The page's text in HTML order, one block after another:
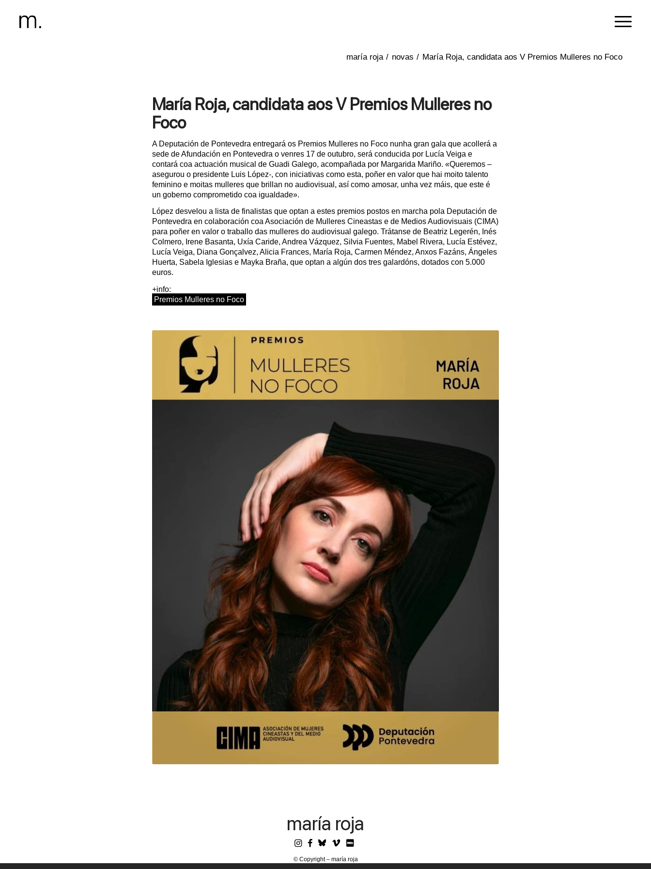
/ novas / María Roja, candidata aos V Premios Mulleres no Foco
María Roja, candidata aos V Premios Mulleres no
Foco
A Deputación de Pontevedra entregará os Premios Mulleres no Foco nunha gran gala que acollerá a
sede de Afundación en Pontevedra o venres 17 de outubro, será conducida por Lucía Veiga e
contará coa actuación musical de Guadi Galego, acompañada por Margarida Mariño. «Queremos –
asegurou o presidente Luis López-, con iniciativas como esta, poñer en valor que hai moito talento
feminino e moitas mulleres que brillan no audiovisual, así como amosar, unha vez máis, que este é
un goberno comprometido coa igualdade».
López desvelou a lista de finalistas que optan a estes premios postos en marcha pola Deputación de
Pontevedra en colaboración coa Asociación de Mulleres Cineastas e de Medios Audiovisuais (CIMA)
para poñer en valor o traballo das mulleres do audiovisual galego. Trátanse de Beatriz Legerén, Inés
Colmero, Irene Basanta, Uxía Caride, Andrea Vázquez, Silvia Fuentes, Mabel Rivera, Lucía Estévez,
Lucía Veiga, Diana Gonçalvez, Alicia Frances, María Roja, Carmen Méndez, Anxos Fazáns, Ángeles
Huerta, Sabela Iglesias e Mayka Braña, que optan a algún dos tres galardóns, dotados con 5.000
euros.
+info:
Premios Mulleres no Foco
maría roja
© Copyright – maría roja